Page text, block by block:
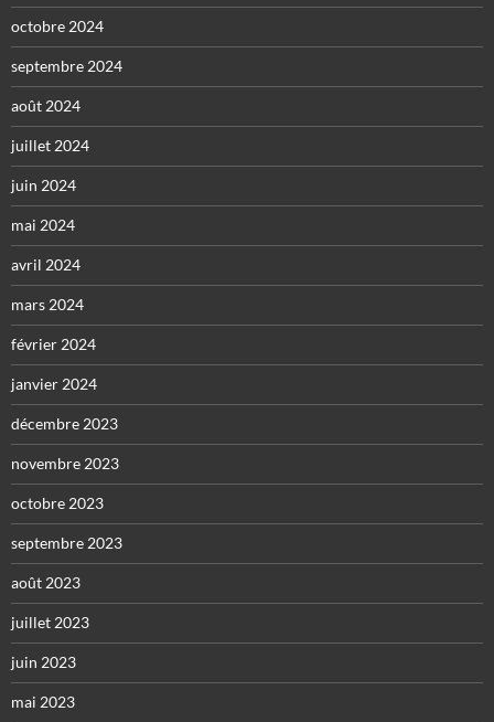
octobre 2024
septembre 2024
août 2024
juillet 2024
juin 2024
mai 2024
avril 2024
mars 2024
février 2024
janvier 2024
décembre 2023
novembre 2023
octobre 2023
septembre 2023
août 2023
juillet 2023
juin 2023
mai 2023